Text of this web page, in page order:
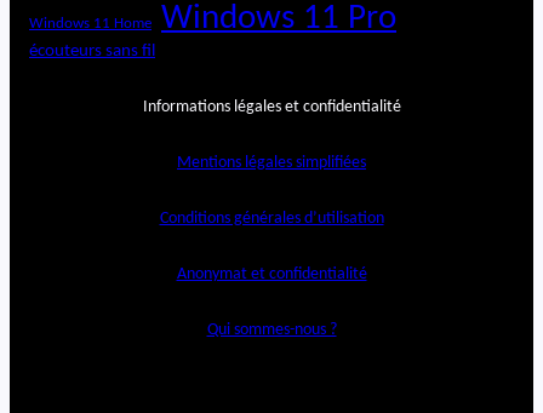
Windows 11 Home Windows 11 Pro
écouteurs sans fil
Informations légales et confidentialité
Mentions légales simplifiées
Conditions générales d’utilisation
Anonymat et confidentialité
Qui sommes-nous ?